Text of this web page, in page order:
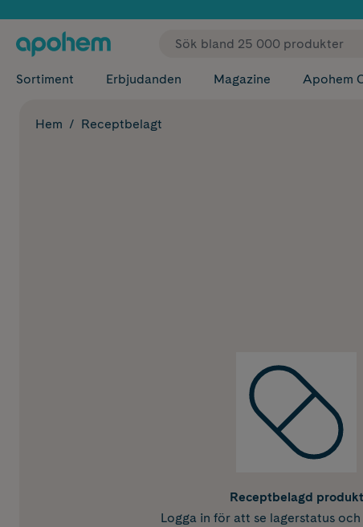
✓ Fri
Sortiment Erbjudanden Magazine Apohem
Hem Receptbelagt
Receptbelagd produkt
Logga in för att se lagerstatus